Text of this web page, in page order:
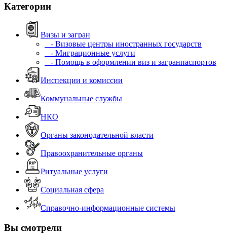
Категории
Визы и загран
- Визовые центры иностранных государств
- Миграционные услуги
- Помощь в оформлении виз и загранпаспортов
Инспекции и комиссии
Коммунальные службы
НКО
Органы законодательной власти
Правоохранительные органы
Ритуальные услуги
Социальная сфера
Справочно-информационные системы
Вы смотрели